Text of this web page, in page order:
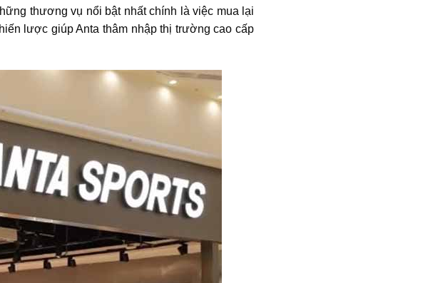
thương vụ nổi bật nhất chính là việc mua lại
lược giúp Anta thâm nhập thị trường cao cấp